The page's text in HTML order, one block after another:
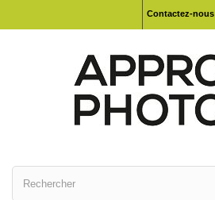
Contactez-nous